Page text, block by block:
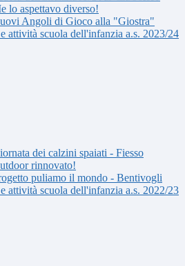
lo aspettavo diverso!
Angoli di Gioco alla "Giostra"
attività scuola dell'infanzia a.s. 2023/24
dei calzini spaiati - Fiesso
rinnovato!
puliamo il mondo - Bentivogli
attività scuola dell'infanzia a.s. 2022/23